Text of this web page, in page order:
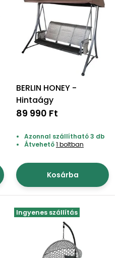
BERLIN HONEY -
Hintaágy
89 990 Ft
Azonnal szállítható 3 db
Átvehető1 boltban
Kosárba
Ingyenes szállítás